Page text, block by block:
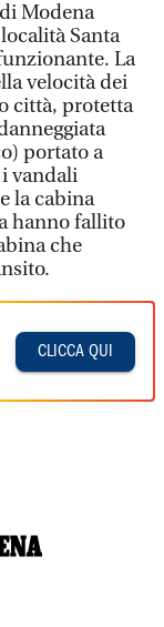
Modena
Santa
La
velocità dei
città, protetta
portato a
vandali
la cabina
hanno fallito
che
CLICCA QUI